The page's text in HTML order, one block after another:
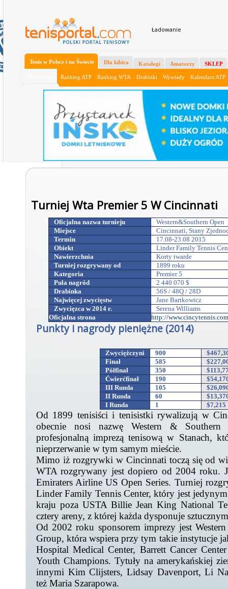
Ładowanie
Tenis w Polsce i na Świecie
Ranking ATP Ranking WTA Drabinki Wywiady Kalendarz ATP
Dla kibica Katalogi Amatorzy SKLEP
Turniej Wta Premier 5 W Cincinnati
Oficjalna nazwa turnieju
Western&Southern Open
Miejsce
Cincinnati, Stany
Termin
17.08-23.08 2015
Obiekt
Linder Family Tennis
Nawierzchnia
Korty twarde
Turniej rozgrywany od
1899 roku
Kategoria
Premier 5
Pula nagród
2 440 070 $
Drabinka
56S / 48Q / 28D
Najwięcej zwycięstw
Jane Bartkowicz
Zwycięzca w 2014 r.
Serena Williams
Oficjalna strona
http://
Punkty i nagrody pieniężne (2014)
Zwyciężczyni 900
Finał
585
Półfinał
350
Ćwierćfinał
190
III Runda
105
II Runda
60
I Runda
1 $7,215
Od 1899 tenisiści i tenisistki rywalizują w
obecnie nosi nazwę Western & Southern
profesjonalną imprezą tenisową w Stanach,
nieprzerwanie w tym samym mieście.
Mimo iż rozgrywki w Cincinnati toczą się od
WTA rozgrywany jest dopiero od 2004 roku.
Emiraters Airline US Open Series. Turniej
Linder Family Tennis Center, który jest
kraju poza USTA Billie Jean King National
cztery areny, z której każda dysponuje
Od 2002 roku sponsorem imprezy jest
Group, która wspiera przy tym takie instytucje
Hospital Medical Center, Barrett Cancer
Youth Champions. Tytuły na amerykańskiej
innymi Kim Clijsters, Lidsay Davenport, Li
też Maria Szarapowa.